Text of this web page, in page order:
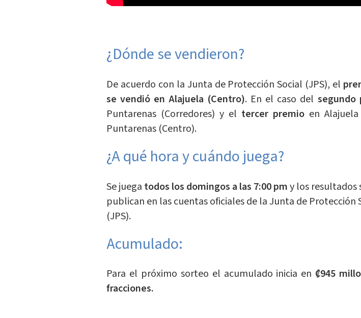
¿Dónde se vendieron?
De acuerdo con la Junta de Protección Social (JPS), el
se vendió en Alajuela (Centro). En el caso del segundo
Puntarenas (Corredores) y el tercer premio en
Puntarenas (Centro).
¿A qué hora y cuándo juega?
Se juega todos los domingos a las 7:00 pmy los resultados
publican en las cuentas oficiales de la Junta de Protección
(JPS).
Acumulado:
Para el próximo sorteo el acumulado inicia en ₡945
fracciones.